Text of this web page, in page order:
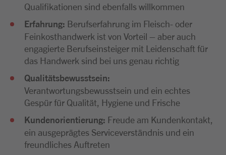
Qualifikationen sind ebenfalls willkommen
Erfahrung: Berufserfahrung im Fleisch- oder
Feinkosthandwerk ist von Vorteil – aber auch
engagierte Berufseinsteiger mit Leidenschaft für
das Handwerk sind bei uns genau richtig
Qualitätsbewusstsein:
Verantwortungsbewusstsein und ein echtes
Gespür für Qualität, Hygiene und Frische
Kundenorientierung: Freude am Kundenkontakt,
ein ausgeprägtes Serviceverständnis und ein
freundliches Auftreten